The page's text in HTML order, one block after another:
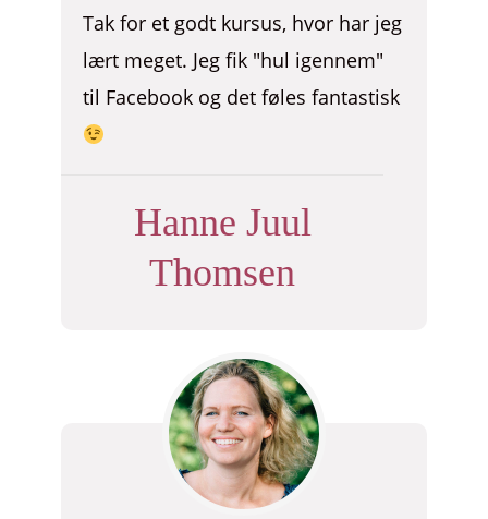
Tak for et godt kursus, hvor har jeg
lært meget. Jeg fik "hul igennem"
til Facebook og det føles fantastisk
Hanne Juul
Thomsen